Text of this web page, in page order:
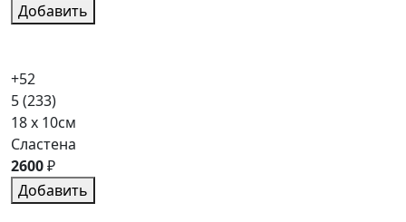
Добавить
+52
5(233)
18 x 10см
Сластена
2600₽
Добавить